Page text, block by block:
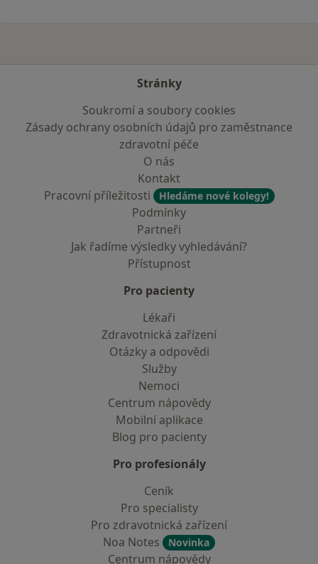
Stránky
Soukromí a soubory cookies
Zásady ochrany osobních údajů pro zaměstnance
zdravotní péče
O nás
Kontakt
Pracovní příležitosti
Hledáme nové kolegy!
Podmínky
Partneři
Jak řadíme výsledky vyhledávání?
Přístupnost
Pro pacienty
Lékaři
Zdravotnická zařízení
Otázky a odpovědi
Služby
Nemoci
Centrum nápovědy
Mobilní aplikace
Blog pro pacienty
Pro profesionály
Ceník
Pro specialisty
Pro zdravotnická zařízení
Noa Notes
Novinka
Centrum nápovědy